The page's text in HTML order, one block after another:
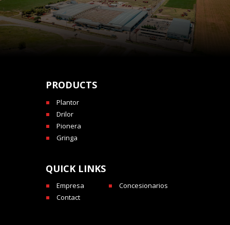
PRODUCTS
Plantor
Drilor
Pionera
Gringa
QUICK LINKS
Empresa
Concesionarios
Contact